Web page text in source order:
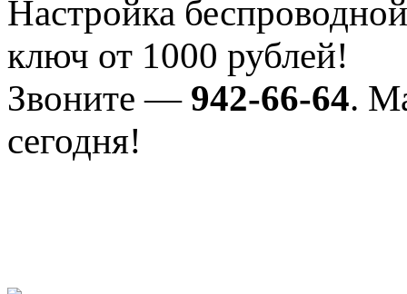
Настройка
ключ от 1000 рублей!
Звоните — 942-66-64.
сегодня!